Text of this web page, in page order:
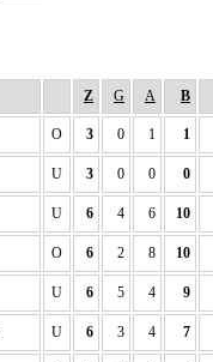
Z G A B
O 3 0 1 1
U 3 0 0 0
U 6 4 6 10
O 6 2 8 10
U 6 5 4 9
U 6 3 4 7